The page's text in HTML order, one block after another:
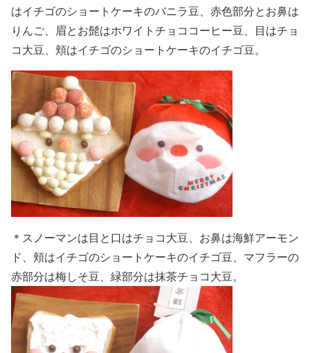
はイチゴのショートケーキのバニラ豆、赤色部分とお鼻は
りんご、眉とお髭はホワイトチョココーヒー豆、目はチョ
コ大豆、頬はイチゴのショートケーキのイチゴ豆。
＊スノーマンは目と口はチョコ大豆、お鼻は海鮮アーモン
ド、頬はイチゴのショートケーキのイチゴ豆、マフラーの
赤部分は梅しそ豆、緑部分は抹茶チョコ大豆。